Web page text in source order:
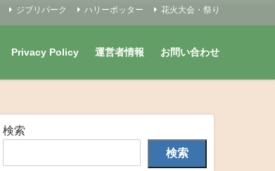
ジブリパーク ハリーポッター 花火大会・祭り
Privacy Policy 運営者情報 お問い合わせ
検索
検索